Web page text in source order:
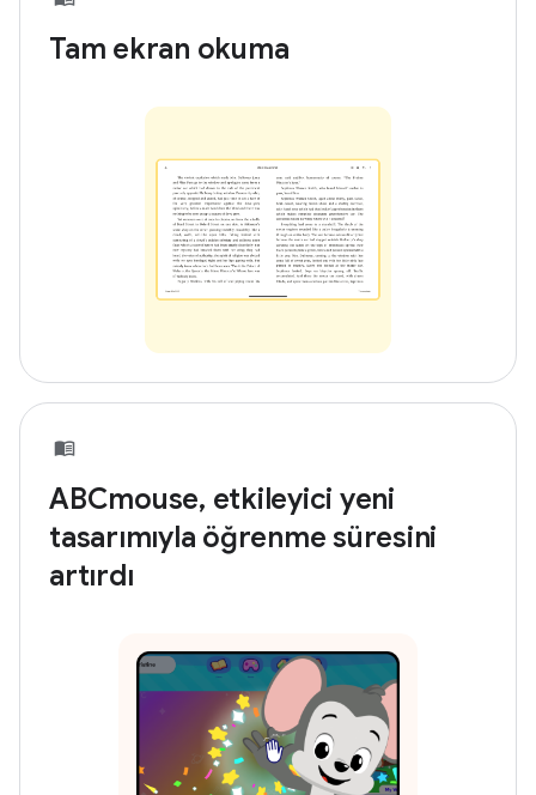
Tam ekran okuma
ABCmouse, etkileyici yeni
tasarımıyla öğrenme süresini
artırdı